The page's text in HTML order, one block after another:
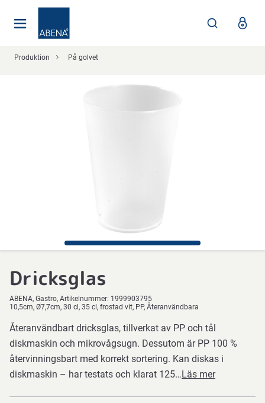
Produktion På golvet
Dricksglas
ABENA Gastro Artikelnummer: 1999903795
10,5cm, Ø7,7cm, 30 cl, 35 cl, frostad vit, PP, Återanvändbara
Återanvändbart dricksglas, tillverkat av PP och tål
diskmaskin och mikrovågsugn. Dessutom är PP 100 %
återvinningsbart med korrekt sortering. Kan diskas i
diskmaskin – har testats och klarat 125…Läs mer